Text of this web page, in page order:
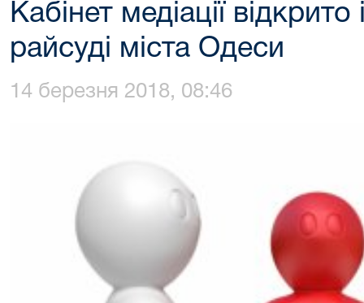
Кабінет медіації
райсуді міста Одеси
14 березня 2018, 08:46